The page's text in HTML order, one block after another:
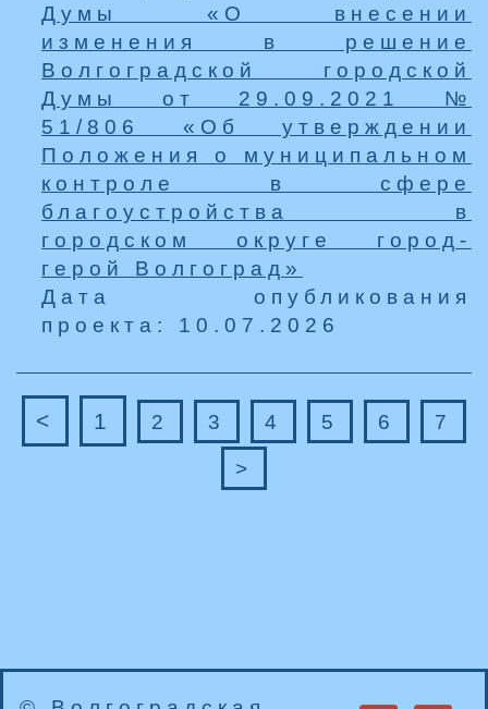
Думы «О внесении
изменения в решение
Волгоградской городской
Думы от 29.09.2021 №
51/806 «Об утверждении
Положения о муниципальном
контроле в сфере
благоустройства в
городском округе город-
герой Волгоград»
Дата опубликования
проекта: 10.07.2026
< 1 2 3 4 5 6 7
>